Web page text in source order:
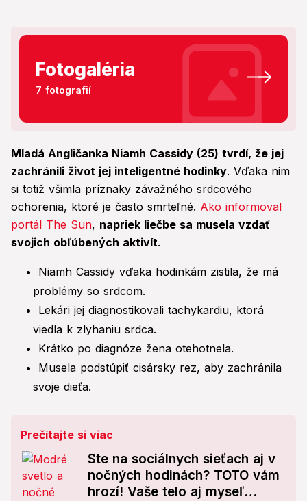
Fotogaléria
7 fotografií
Mladá Angličanka Niamh Cassidy (25) tvrdí, že jej
zachránili život jej inteligentné hodinky. Vďaka nim
si totiž všimla príznaky závažného srdcového
ochorenia, ktoré je často smrteľné. Ako informoval
portál The Sun, napriek liečbe sa musela vzdať
svojich obľúbených aktivít.
Niamh Cassidy vďaka hodinkám zistila, že má
problémy so srdcom.
Lekári jej diagnostikovali tachykardiu, ktorá
viedla k zlyhaniu srdca.
Krátko po diagnóze žena otehotnela.
Musela podstúpiť cisársky rez, aby zachránila
svoje dieťa.
Prečítajte si viac
Ste na sociálnych sieťach aj v
nočných hodinách? TOTO vám
hrozí! Vaše telo aj myseľ